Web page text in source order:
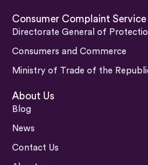
Consumer Complaint Service
Directorate General of
Consumers and Commerce
Ministry of Trade of the
About Us
Blog
News
Contact Us